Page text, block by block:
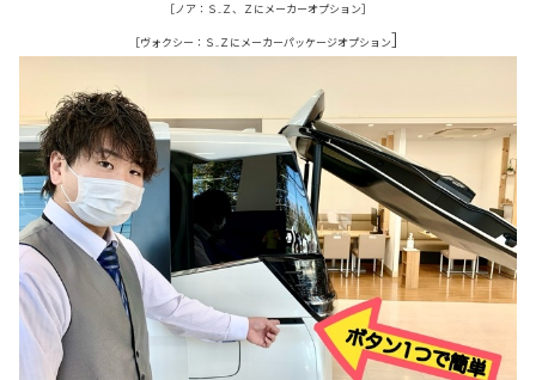
［ノア：Ｓ₋Ｚ、Ｚにメーカーオプション］
［ヴォクシー：Ｓ₋Ｚにメーカーパッケージオプション］